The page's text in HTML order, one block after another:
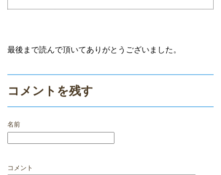
最後まで読んで頂いてありがとうございました。
コメントを残す
名前
コメント